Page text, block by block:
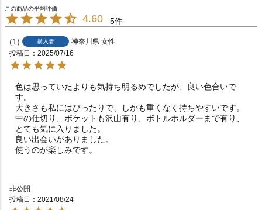
4.60 5
1 購入者 神奈川県 女性
投稿日
2025/07/16
色は思っていたよりも気持ち明るめでしたが、良い色合いで
す。
大きさも私にはぴったりで、しかも重くなく持ちやすいです。
中の仕切り、ポケットも沢山有り、ボトルホルダーまで有り、
とても気に入りました。
良い出会いがありました。
使うのが楽しみです。
非公開
投稿日
2021/08/24